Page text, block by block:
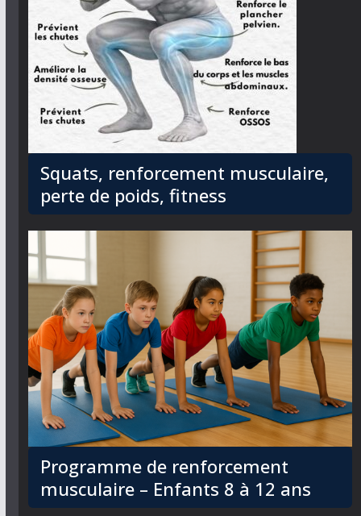
Squats, renforcement musculaire,
perte de poids, fitness
Programme de renforcement
musculaire – Enfants 8 à 12 ans